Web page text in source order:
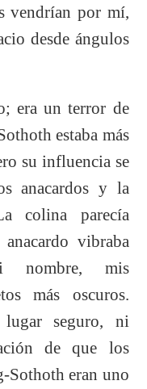
vendrían por mí,
desde ángulos
era un terror de
estaba más
su influencia se
anacardos y la
colina parecía
vibraba
nombre, mis
más oscuros.
seguro, ni
de que los
Sothoth eran uno